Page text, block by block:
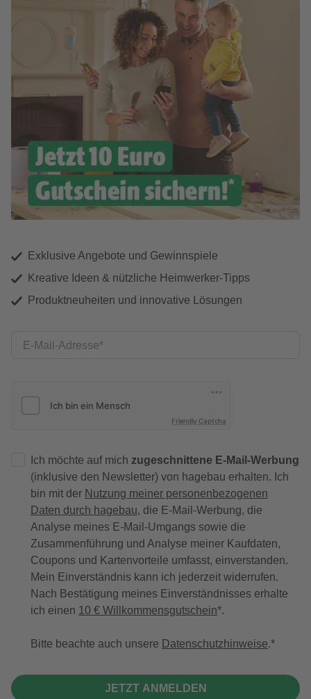
Exklusive Angebote und Gewinnspiele
Kreative Ideen & nützliche Heimwerker-Tipps
Produktneuheiten und innovative Lösungen
E-Mail-Adresse
Friendly Captcha
Ich möchte auf mich zugeschnittene E-Mail-Werbung
(inklusive den Newsletter) von hagebau erhalten. Ich
bin mit der Nutzung meiner personenbezogenen
Daten durch hagebau, die E-Mail-Werbung, die
Analyse meines E-Mail-Umgangs sowie die
Zusammenführung und Analyse meiner Kaufdaten,
Coupons und Kartenvorteile umfasst, einverstanden.
Mein Einverständnis kann ich jederzeit widerrufen.
Nach Bestätigung meines Einverständnisses erhalte
ich einen 10 € Willkommensgutschein*.
Bitte beachte auch unsere Datenschutzhinweise.
JETZT ANMELDEN